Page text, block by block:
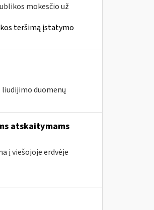
mokesčio už
teršimą įstatymo
duomenų
atskaitymams
į viešojoje erdvėje